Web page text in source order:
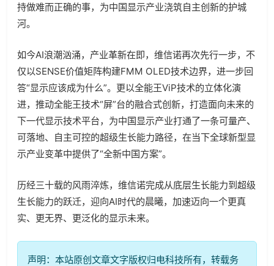
持做难而正确的事，为中国显示产业浇筑自主创新的护城
河。
如今AI浪潮汹涌，产业革新在即，维信诺再次先行一步，不
仅以SENSE价值矩阵构建FMM OLED技术边界，进一步回
答“显示应该成为什么”。更以全能王ViP技术的立体化演
进，推动全能王技术“屏”台的融合式创新，打造面向未来的
下一代显示技术平台，为中国显示产业打通了一条可量产、
可落地、自主可控的超级生长能力路径，在当下全球新型显
示产业变革中提供了“全新中国方案”。
历经三十载的风雨淬炼，维信诺完成从底层生长能力到超级
生长能力的跃迁，迎向AI时代的晨曦，加速迈向一个更真
实、更无界、更泛化的显示未来。
声明：本站原创文章文字版权归电科技所有，转载务